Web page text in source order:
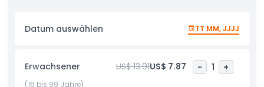
verschiedene Kunststile und Themen erkunden können.
Designs hat jede Zone etwas Neues und Aufregendes zu
entdecken. Gehen Sie Hand in Hand durch farbenfrohe
Ausstellungen, machen Sie einzigartige Fotos und schaffen
Datum auswählen TT MM, JJJJ
Erwachsener US$ 13.91US$ 7.87 - 1 +
(16 bis 99 Jahre)